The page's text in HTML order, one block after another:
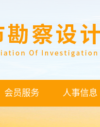
会员服务 人事信息